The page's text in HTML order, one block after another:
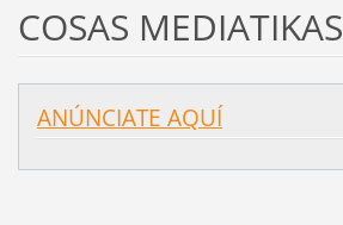
COSAS MEDIATIKAS
ANÚNCIATE AQUÍ